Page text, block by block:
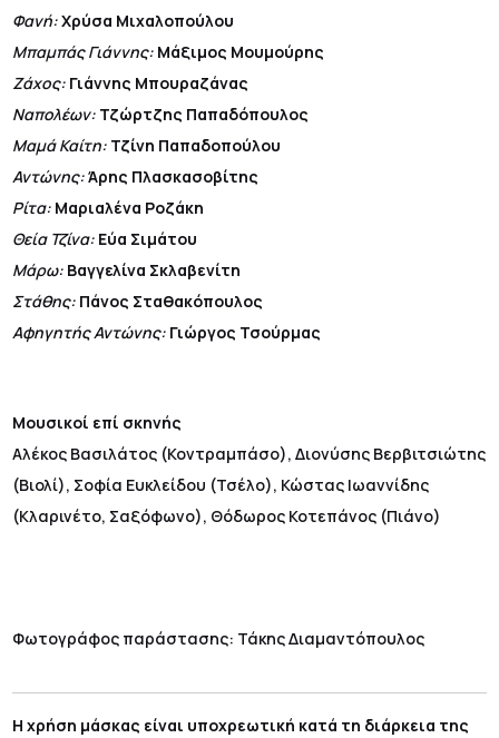
Φανή:Χρύσα Μιχαλοπούλου
Mπαμπάς Γιάννης: Μάξιμος Μουμούρης
Ζάχος: Γιάννης Μπουραζάνας
Nαπολέων: Τζώρτζης Παπαδόπουλος
Μαμά Καίτη: Τζίνη Παπαδοπούλου
Αντώνης:Άρης Πλασκασοβίτης
Ρίτα: Μαριαλένα Ροζάκη
Θεία Τζίνα: Εύα Σιμάτου
Μάρω: Βαγγελίνα Σκλαβενίτη
Στάθης: Πάνος Σταθακόπουλος
Αφηγητής Αντώνης: Γιώργος Τσούρμας
Μουσικοί επί σκηνής
Αλέκος Βασιλάτος (Κοντραμπάσο), Διονύσης Βερβιτσιώτης
(Βιολί), Σοφία Ευκλείδου (Τσέλο), Κώστας Ιωαννίδης
(Κλαρινέτο, Σαξόφωνο), Θόδωρος Κοτεπάνος (Πιάνο)
Φωτογράφος παράστασης: Τάκης Διαμαντόπουλος
Η χρήση μάσκας είναι υποχρεωτική κατά τη διάρκεια της